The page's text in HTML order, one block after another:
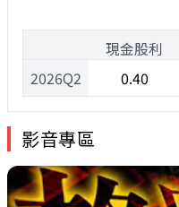
2026Q2
現金股利
0.40
影音專區